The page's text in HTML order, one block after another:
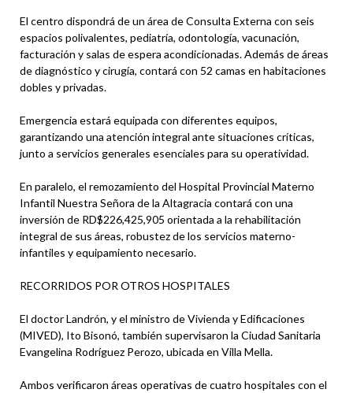
El centro dispondrá de un área de Consulta Externa con seis
espacios polivalentes, pediatría, odontología, vacunación,
facturación y salas de espera acondicionadas. Además de áreas
de diagnóstico y cirugía, contará con 52 camas en habitaciones
dobles y privadas.
Emergencia estará equipada con diferentes equipos,
garantizando una atención integral ante situaciones críticas,
junto a servicios generales esenciales para su operatividad.
En paralelo, el remozamiento del Hospital Provincial Materno
Infantil Nuestra Señora de la Altagracia contará con una
inversión de RD$226,425,905 orientada a la rehabilitación
integral de sus áreas, robustez de los servicios materno-
infantiles y equipamiento necesario.
RECORRIDOS POR OTROS HOSPITALES
El doctor Landrón, y el ministro de Vivienda y Edificaciones
(MIVED), Ito Bisonó, también supervisaron la Ciudad Sanitaria
Evangelina Rodríguez Perozo, ubicada en Villa Mella.
Ambos verificaron áreas operativas de cuatro hospitales con el